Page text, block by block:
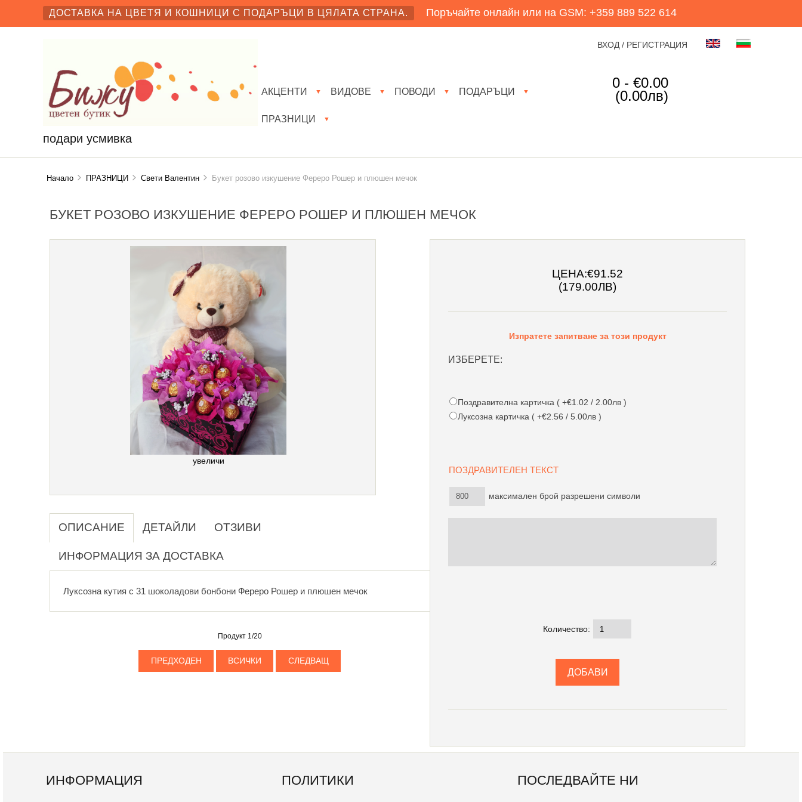
ДОСТАВКА НА ЦВЕТЯ И КОШНИЦИ С ПОДАРЪЦИ В ЦЯЛАТА СТРАНА. Поръчайте онлайн или на GSM: +359 889 522 614
подари усмивка
АКЦЕНТИ ▼ ВИДОВЕ ▼ ПОВОДИ ▼ ПОДАРЪЦИ ▼
ПРАЗНИЦИ ▼
ВХОД / РЕГИСТРАЦИЯ
0 - €0.00
(0.00лв)
Начало ПРАЗНИЦИ Свети Валентин Букет розово изкушение Фереро Рошер и плюшен мечок
БУКЕТ РОЗОВО ИЗКУШЕНИЕ ФЕРЕРО РОШЕР И ПЛЮШЕН МЕЧОК
увеличи
ЦЕНА:€91.52
(179.00ЛВ)
Изпратете запитване за този продукт
ИЗБЕРЕТЕ:
Поздравителна картичка ( +€1.02 / 2.00лв )
Луксозна картичка ( +€2.56 / 5.00лв )
ПОЗДРАВИТЕЛЕН ТЕКСТ
максимален брой разрешени символи
Количество:
ОПИСАНИЕ ДЕТАЙЛИ ОТЗИВИ
ИНФОРМАЦИЯ ЗА ДОСТАВКА
Луксозна кутия с 31 шоколадови бонбони Фереро Рошер и плюшен мечок
Продукт 1/20
ПРЕДХОДЕН ВСИЧКИ СЛЕДВАЩ
ИНФОРМАЦИЯ ПОЛИТИКИ ПОСЛЕДВАЙТЕ НИ